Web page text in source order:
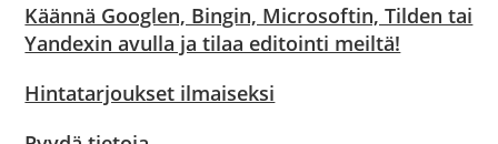
Käännä Googlen, Bingin, Microsoftin, Tilden tai
Yandexin avulla ja tilaa editointi meiltä!
Hintatarjoukset ilmaiseksi